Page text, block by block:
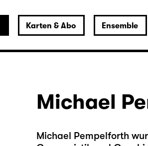
Karten & Abo Ensemble
Michael
Michael Pempelforth